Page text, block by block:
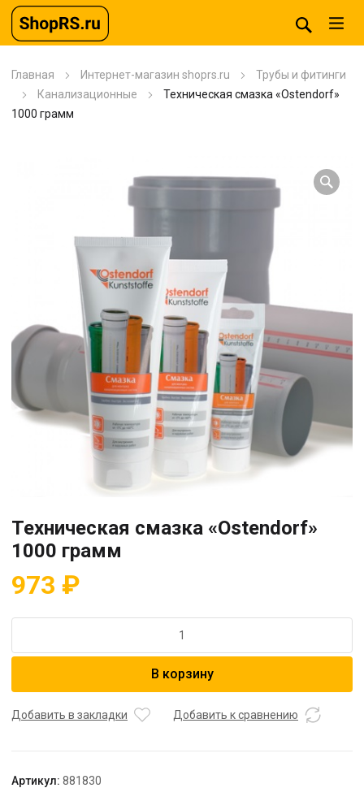
Главная Интернет-магазин shoprs.ru
Трубы и фитинги
Канализационные
Техническая смазка «Ostendorf»
1000 грамм
Техническая смазка «Ostendorf»
1000 грамм
973 ₽
Техническая
1000
В корзину
Добавить в закладки Добавить к сравнению
Артикул: 881830